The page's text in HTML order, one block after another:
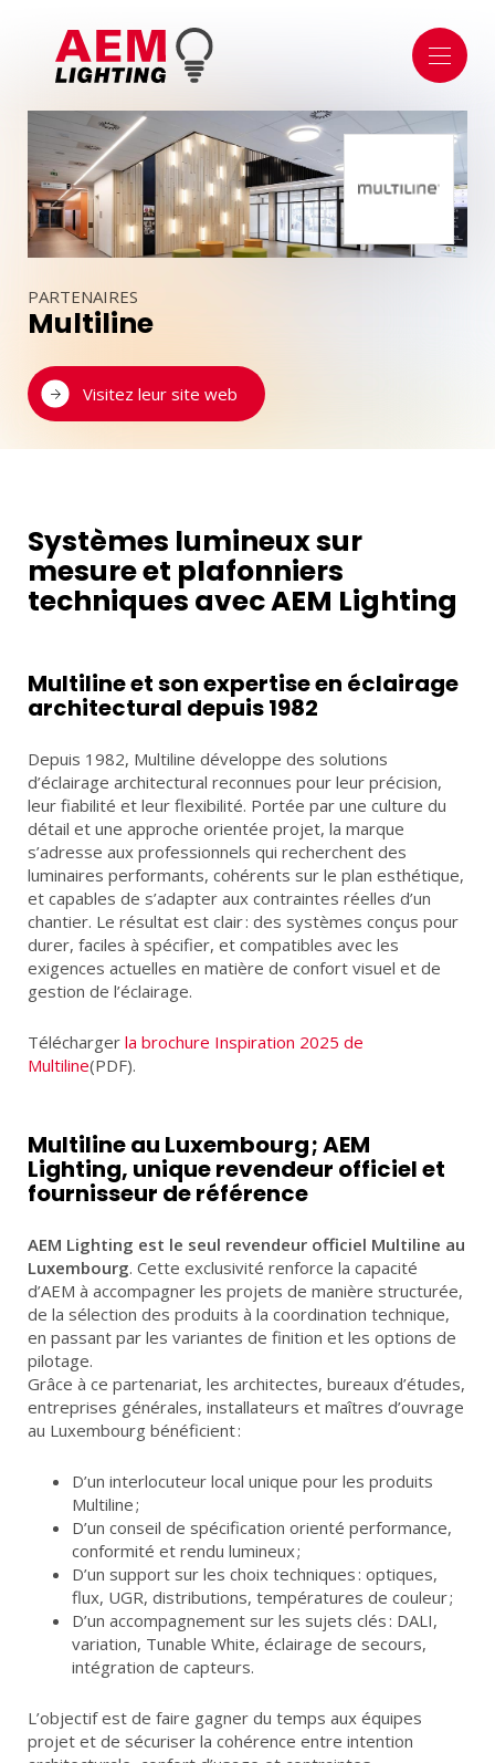
ACCUEIL PARTENAIRES ACTUALITÉS CONTACT
FR DE
À PROPOS DE NOUS NOTRE SHOWROOM DE MERSCH
L'ÉQUIPE
ÉCLAIRAGE
ÉCLAIRAGE INTÉRIEUR ÉCLAIRAGE EXTÉRIEUR
APPLICATIONS & SMARTPHONES
CAPTEURS ET DÉTECTEURS
PROJETS
PARTENAIRES
Multiline
Visitez leur site web
Systèmes lumineux sur
mesure et plafonniers
techniques avec AEM Lighting
Multiline et son expertise en éclairage
architectural depuis 1982
Depuis 1982, Multiline développe des solutions
d’éclairage architectural reconnues pour leur précision,
leur fiabilité et leur flexibilité. Portée par une culture du
détail et une approche orientée projet, la marque
s’adresse aux professionnels qui recherchent des
luminaires performants, cohérents sur le plan esthétique,
et capables de s’adapter aux contraintes réelles d’un
chantier. Le résultat est clair : des systèmes conçus pour
durer, faciles à spécifier, et compatibles avec les
exigences actuelles en matière de confort visuel et de
gestion de l’éclairage.
Télécharger la brochure Inspiration 2025 de
Multiline(PDF).
Multiline au Luxembourg ; AEM
Lighting, unique revendeur officiel et
fournisseur de référence
AEM Lighting est le seul revendeur officiel Multiline au
Luxembourg. Cette exclusivité renforce la capacité
d’AEM à accompagner les projets de manière structurée,
de la sélection des produits à la coordination technique,
en passant par les variantes de finition et les options de
pilotage.
Grâce à ce partenariat, les architectes, bureaux d’études,
entreprises générales, installateurs et maîtres d’ouvrage
au Luxembourg bénéficient :
D’un interlocuteur local unique pour les produits
Multiline ;
D’un conseil de spécification orienté performance,
conformité et rendu lumineux ;
D’un support sur les choix techniques : optiques,
flux, UGR, distributions, températures de couleur ;
D’un accompagnement sur les sujets clés : DALI,
variation, Tunable White, éclairage de secours,
intégration de capteurs.
L’objectif est de faire gagner du temps aux équipes
projet et de sécuriser la cohérence entre intention